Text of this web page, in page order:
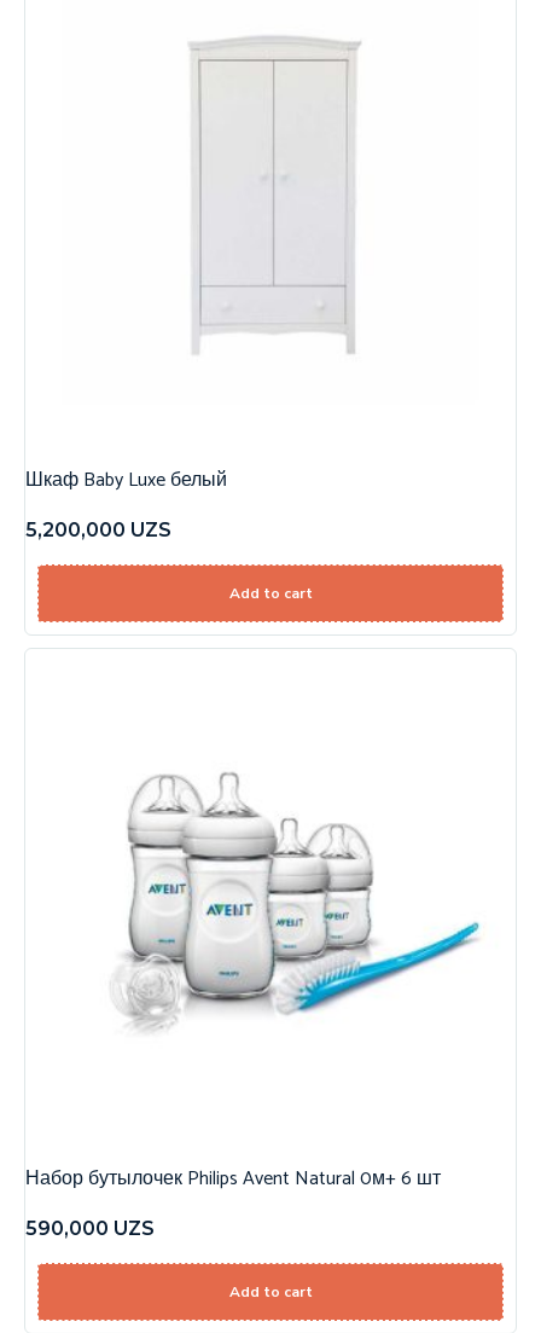
Шкаф Baby Luxe белый
5,200,000 UZS
Add to cart
Набор бутылочек Philips Avent Natural 0м+ 6 шт
590,000 UZS
Add to cart